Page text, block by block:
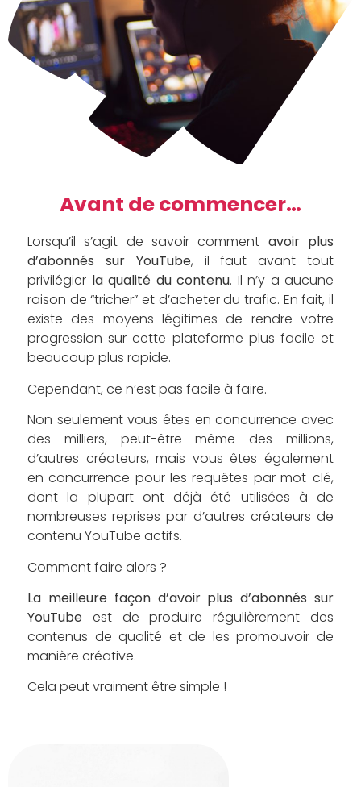
Avant de commencer…
Lorsqu’il s’agit de savoir comment avoir plus
d’abonnés sur YouTube, il faut avant tout
privilégier la qualité du contenu. Il n’y a aucune
raison de “tricher” et d’acheter du trafic. En fait, il
existe des moyens légitimes de rendre votre
progression sur cette plateforme plus facile et
beaucoup plus rapide.
Cependant, ce n’est pas facile à faire.
Non seulement vous êtes en concurrence avec
des milliers, peut-être même des millions,
d’autres créateurs, mais vous êtes également
en concurrence pour les requêtes par mot-clé,
dont la plupart ont déjà été utilisées à de
nombreuses reprises par d’autres créateurs de
contenu YouTube actifs.
Comment faire alors ?
La meilleure façon d’avoir plus d’abonnés sur
YouTube est de produire régulièrement des
contenus de qualité et de les promouvoir de
manière créative.
Cela peut vraiment être simple !